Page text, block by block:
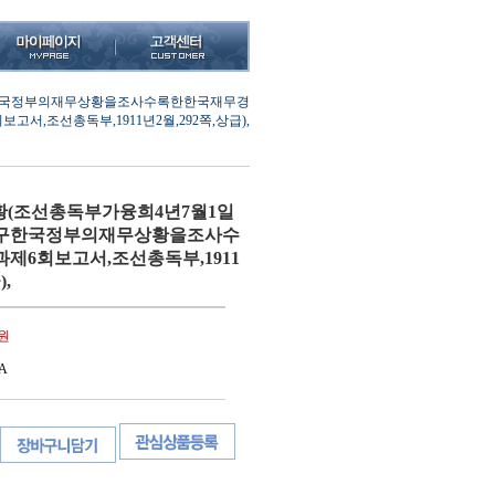
정부의재무상황을조사수록한한국재무경
고서,조선총독부,1911년2월,292쪽,상급),
(조선총독부가융희4년7월1일
한국정부의재무상황을조사수
제6회보고서,조선총독부,1911